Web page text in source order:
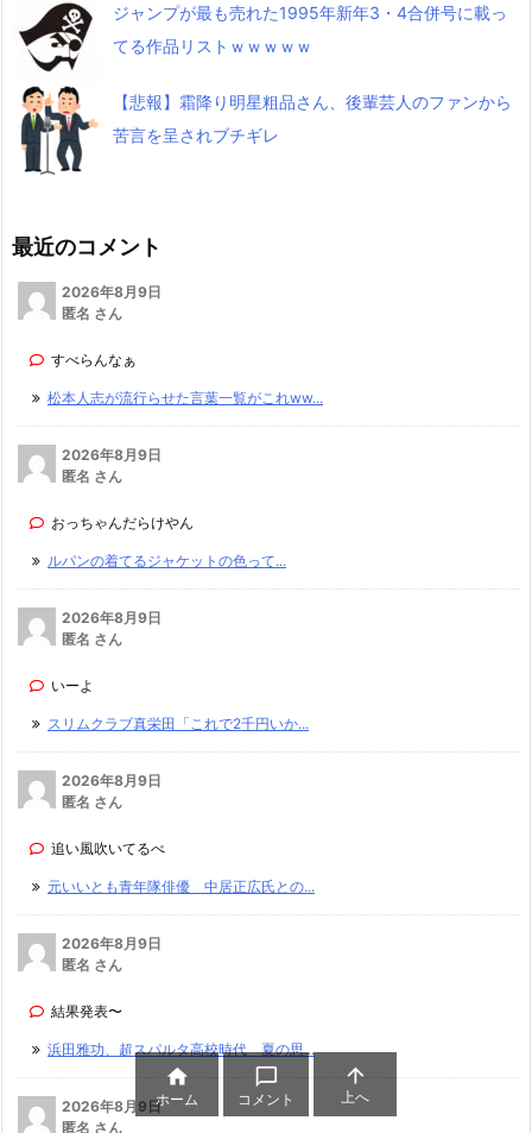
ジャンプが最も売れた1995年新年3・4合併号に載っ
てる作品リストｗｗｗｗｗ
【悲報】霜降り明星粗品さん、後輩芸人のファンから
苦言を呈されブチギレ
最近のコメント
2026年8月9日
匿名 さん
すべらんなぁ
松本人志が流行らせた言葉一覧がこれww...
2026年8月9日
匿名 さん
おっちゃんだらけやん
ルパンの着てるジャケットの色って...
2026年8月9日
匿名 さん
いーよ
スリムクラブ真栄田「これで2千円いか...
2026年8月9日
匿名 さん
追い風吹いてるべ
元いいとも青年隊俳優 中居正広氏との...
2026年8月9日
匿名 さん
結果発表〜
浜田雅功、超スパルタ高校時代 夏の思...
2026年8月9日
匿名 さん

ホーム

コメント

上へ